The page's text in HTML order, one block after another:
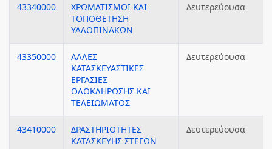
43340000
ΧΡΩΜΑΤΙΣΜΟΙ ΚΑΙ
ΤΟΠΟΘΕΤΗΣΗ
ΥΑΛΟΠΙΝΑΚΩΝ
Δευτερεύουσα
43350000
ΑΛΛΕΣ
ΚΑΤΑΣΚΕΥΑΣΤΙΚΕΣ
ΕΡΓΑΣΙΕΣ
ΟΛΟΚΛΗΡΩΣΗΣ ΚΑΙ
ΤΕΛΕΙΩΜΑΤΟΣ
Δευτερεύουσα
43410000
ΔΡΑΣΤΗΡΙΟΤΗΤΕΣ
ΚΑΤΑΣΚΕΥΗΣ ΣΤΕΓΩΝ
Δευτερεύουσα